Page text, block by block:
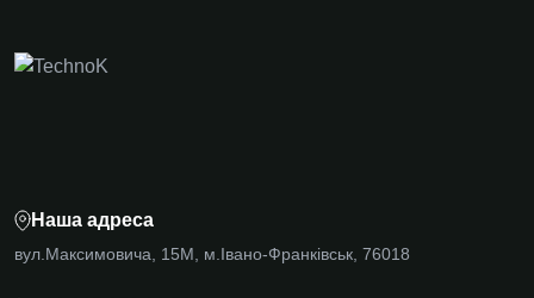
Наша адреса
вул.Максимовича, 15М, м.Івано-Франківськ, 76018